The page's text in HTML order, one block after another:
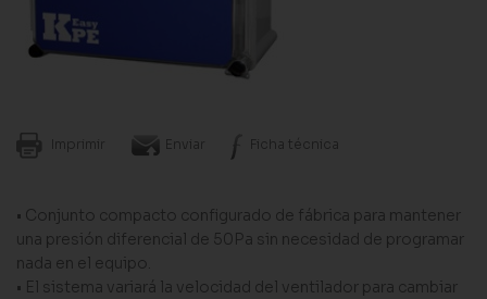
Imprimir Enviar Ficha técnica
• Conjunto compacto configurado de fábrica para mantener
una presión diferencial de 50Pa sin necesidad de programar
nada en el equipo.
• El sistema variará la velocidad del ventilador para cambiar